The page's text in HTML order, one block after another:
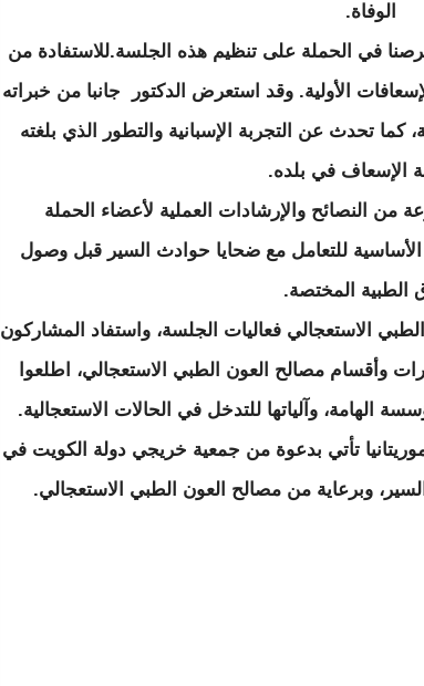
الوفاة.
في الحملة على تنظيم هذه الجلسة.للاستفادة من
الأولية. وقد استعرض الدكتور جانبا من خبراته
كما تحدث عن التجربة الإسبانية والتطور الذي بلغته
الإسعاف في بلده.
من النصائح والإرشادات العملية لأعضاء الحملة
الأساسية للتعامل مع ضحايا حوادث السير قبل وصول
الطبية المختصة.
الاستعجالي فعاليات الجلسة، واستفاد المشاركون
وأقسام مصالح العون الطبي الاستعجالي، اطلعوا
الهامة، وآلياتها للتدخل في الحالات الاستعجالية.
تأتي بدعوة من جمعية خريجي دولة الكويت في
وبرعاية من مصالح العون الطبي الاستعجالي.